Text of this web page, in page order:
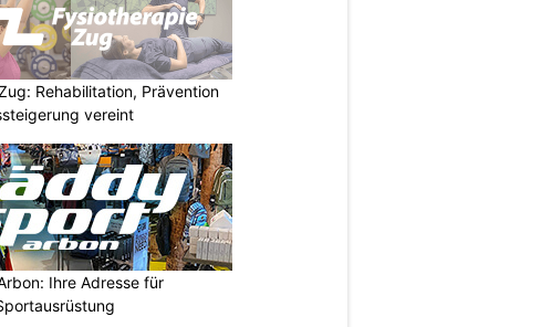
Rehabilitation, Prävention
vereint
Ihre Adresse für